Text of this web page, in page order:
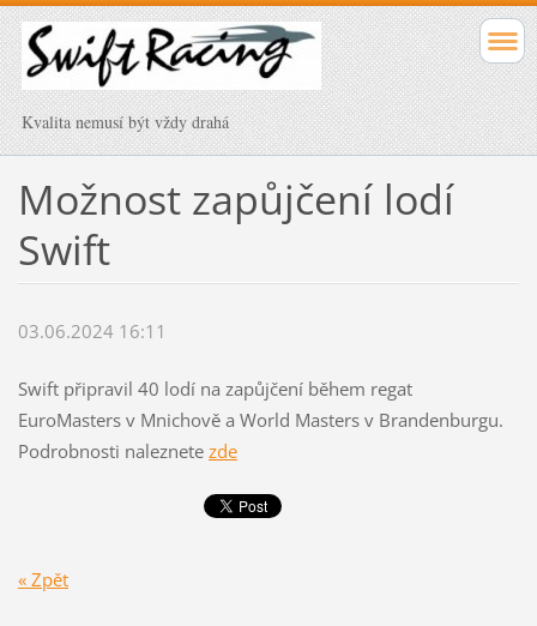
Kvalita nemusí být vždy drahá
Možnost zapůjčení lodí
Swift
03.06.2024 16:11
Swift připravil 40 lodí na zapůjčení během regat
EuroMasters v Mnichově a World Masters v Brandenburgu.
Podrobnosti naleznete zde
« Zpět